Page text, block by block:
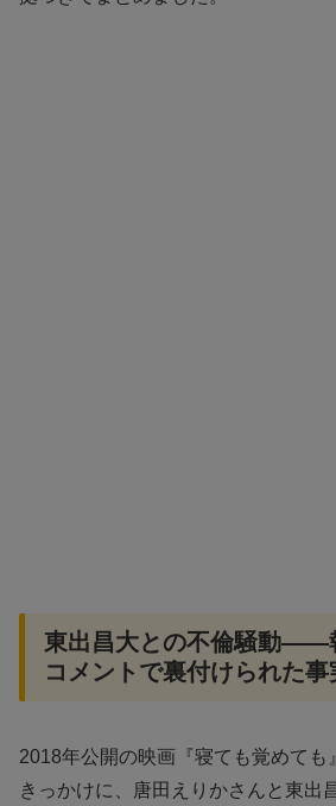
東出昌大との不倫騒動――
コメントで裏付けられた事
2018年公開の映画『寝ても覚めても
きっかけに、唐田えりかさんと東出